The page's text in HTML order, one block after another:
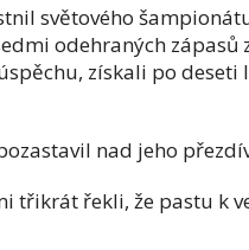
světového
odehraných zápasů
získali po
nad jeho
třikrát řekli, že pastu k